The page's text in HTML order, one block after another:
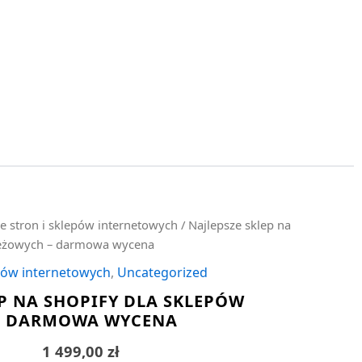
stron i sklepów internetowych / Najlepsze sklep na
– darmowa wycena
internetowych, Uncategorized
NA SHOPIFY DLA SKLEPÓW
WYCENA
1 499,00 zł